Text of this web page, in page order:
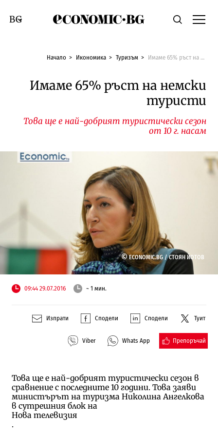
Economic.bgТърсене
Смяна на език
Начало Икономика Туризъм Имаме 65% ръст на немски туристи
Имаме 65% ръст на немски
туристи
Това ще е най-добрият туристически сезон
от 10 г. насам
©ECONOMIC.BG /СТОЯН ЙОТОВ
09:44 29.07.2016 ~ 1 мин.
Изпрати Сподели Сподели Туит
Viber Whats App Препоръчай
Това ще е най-добрият туристически сезон в
сравнение с последните 10 години. Това заяви
министърът на туризма Николина Ангелкова
в сутрешния блок на
Нова телевизия
.